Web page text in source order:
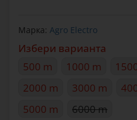
Марка: Agro Electro
Избери варианта
500 m
1000 m
2000 m
3000 m
5000 m
6000 m